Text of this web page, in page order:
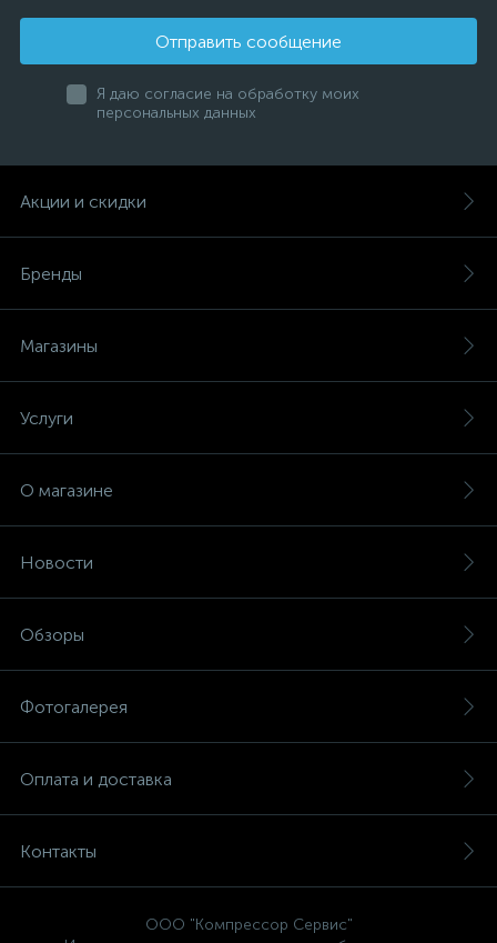
Отправить сообщение
Я даю согласие на обработку моих
персональных данных
Акции и скидки
Бренды
Магазины
Услуги
О магазине
Новости
Обзоры
Фотогалерея
Оплата и доставка
Контакты
ООО "Компрессор Сервис"